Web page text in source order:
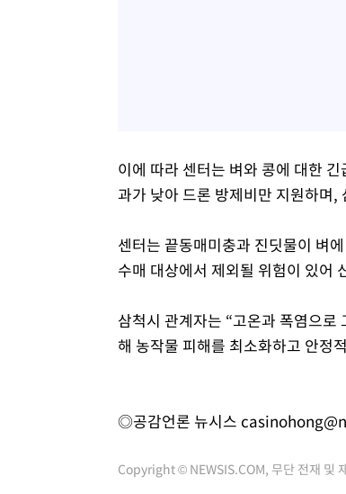
이에 따라 센터는 벼와 콩에 대한
과가 낮아 드론 방제비만 지원하며
센터는 끝동매미충과 진딧물이 벼
수매 대상에서 제외될 위험이 있어
삼척시 관계자는 “고온과 폭염으
해 농작물 피해를 최소화하고 안정
◎공감언론 뉴시스
Copyright © NEWSIS.COM, 무단 전재 및